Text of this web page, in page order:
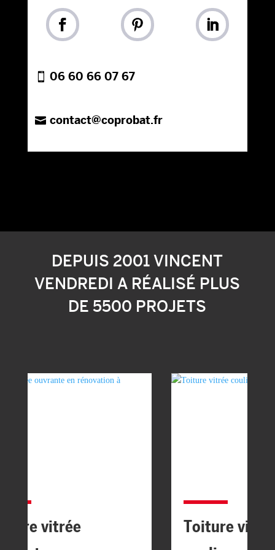
06 60 66 07 67
contact@coprobat.fr
DEPUIS 2001 VINCENT
VENDREDI A RÉALISÉ PLUS
DE 5500 PROJETS
vitrée
Toiture